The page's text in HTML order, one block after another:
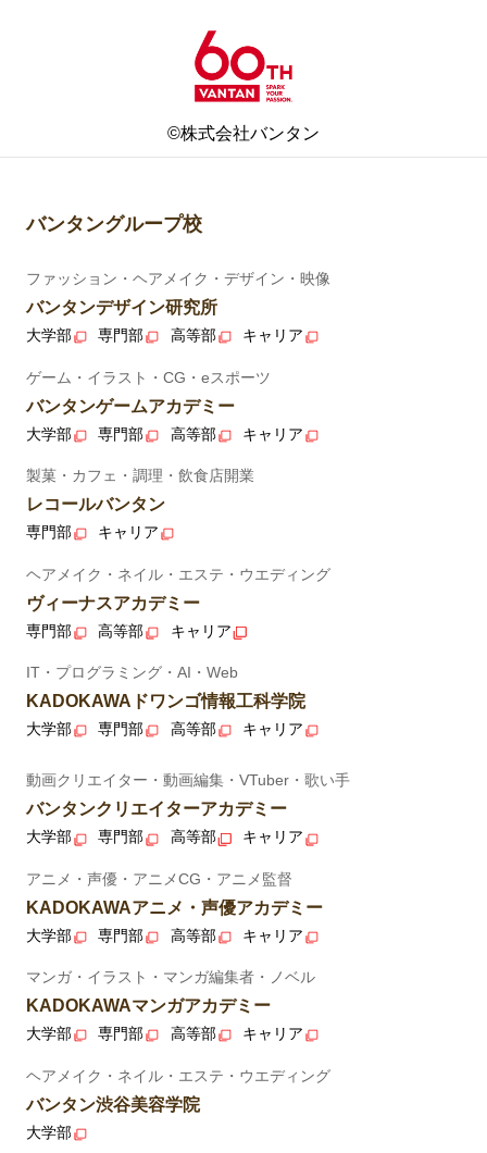
©株式会社バンタン
バンタングループ校
ファッション・ヘアメイク・デザイン・映像
バンタンデザイン研究所
大学部 専門部 高等部 キャリア
ゲーム・イラスト・CG・eスポーツ
バンタンゲームアカデミー
大学部 専門部 高等部 キャリア
製菓・カフェ・調理・飲食店開業
レコールバンタン
専門部 キャリア
ヘアメイク・ネイル・エステ・ウエディング
ヴィーナスアカデミー
専門部 高等部 キャリア
IT・プログラミング・AI・Web
KADOKAWAドワンゴ情報工科学院
大学部 専門部 高等部 キャリア
動画クリエイター・動画編集・VTuber・歌い手
バンタンクリエイターアカデミー
大学部 専門部 高等部 キャリア
アニメ・声優・アニメCG・アニメ監督
KADOKAWAアニメ・声優アカデミー
大学部 専門部 高等部 キャリア
マンガ・イラスト・マンガ編集者・ノベル
KADOKAWAマンガアカデミー
大学部 専門部 高等部 キャリア
ヘアメイク・ネイル・エステ・ウエディング
バンタン渋谷美容学院
大学部